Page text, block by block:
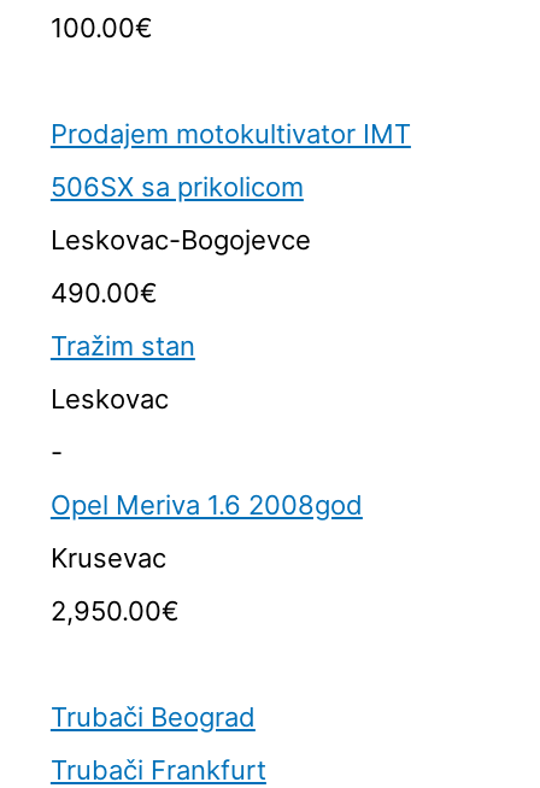
100.00€
Prodajem motokultivator IMT
506SX sa prikolicom
Leskovac-Bogojevce
490.00€
Tražim stan
Leskovac
-
Opel Meriva 1.6 2008god
Krusevac
2,950.00€
Trubači Beograd
Trubači Frankfurt